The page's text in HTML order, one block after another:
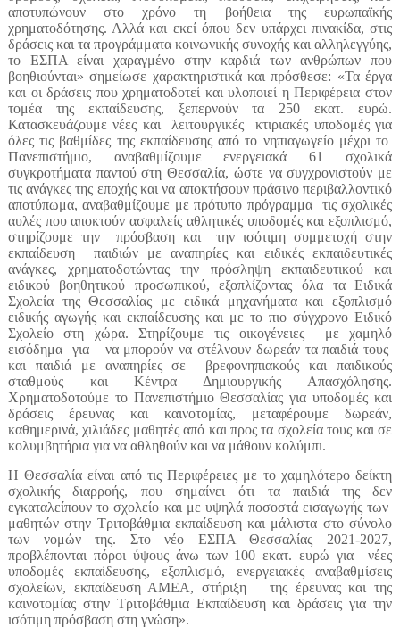
αποτυπώνουν στο χρόνο τη βοήθεια της ευρωπαϊκής
χρηματοδότησης. Αλλά και εκεί όπου δεν υπάρχει πινακίδα, στις
δράσεις και τα προγράμματα κοινωνικής συνοχής και αλληλεγγύης,
το ΕΣΠΑ είναι χαραγμένο στην καρδιά των ανθρώπων που
βοηθιούνται» σημείωσε χαρακτηριστικά και πρόσθεσε: «Τα έργα
και οι δράσεις που χρηματοδοτεί και υλοποιεί η Περιφέρεια στον
τομέα της εκπαίδευσης, ξεπερνούν τα 250 εκατ. ευρώ.
Κατασκευάζουμε νέες και λειτουργικές κτιριακές υποδομές για
όλες τις βαθμίδες της εκπαίδευσης από το νηπιαγωγείο μέχρι το
Πανεπιστήμιο, αναβαθμίζουμε ενεργειακά 61 σχολικά
συγκροτήματα παντού στη Θεσσαλία, ώστε να συγχρονιστούν με
τις ανάγκες της εποχής και να αποκτήσουν πράσινο περιβαλλοντικό
αποτύπωμα, αναβαθμίζουμε με πρότυπο πρόγραμμα τις σχολικές
αυλές που αποκτούν ασφαλείς αθλητικές υποδομές και εξοπλισμό,
στηρίζουμε την πρόσβαση και την ισότιμη συμμετοχή στην
εκπαίδευση παιδιών με αναπηρίες και ειδικές εκπαιδευτικές
ανάγκες, χρηματοδοτώντας την πρόσληψη εκπαιδευτικού και
ειδικού βοηθητικού προσωπικού, εξοπλίζοντας όλα τα Ειδικά
Σχολεία της Θεσσαλίας με ειδικά μηχανήματα και εξοπλισμό
ειδικής αγωγής και εκπαίδευσης και με το πιο σύγχρονο Ειδικό
Σχολείο στη χώρα. Στηρίζουμε τις οικογένειες με χαμηλό
εισόδημα για να μπορούν να στέλνουν δωρεάν τα παιδιά τους
και παιδιά με αναπηρίες σε βρεφονηπιακούς και παιδικούς
σταθμούς και Κέντρα Δημιουργικής Απασχόλησης.
Χρηματοδοτούμε το Πανεπιστήμιο Θεσσαλίας για υποδομές και
δράσεις έρευνας και καινοτομίας, μεταφέρουμε δωρεάν,
καθημερινά, χιλιάδες μαθητές από και προς τα σχολεία τους και σε
κολυμβητήρια για να αθληθούν και να μάθουν κολύμπι.
Η Θεσσαλία είναι από τις Περιφέρειες με το χαμηλότερο δείκτη
σχολικής διαρροής, που σημαίνει ότι τα παιδιά της δεν
εγκαταλείπουν το σχολείο και με υψηλά ποσοστά εισαγωγής των
μαθητών στην Τριτοβάθμια εκπαίδευση και μάλιστα στο σύνολο
των νομών της. Στο νέο ΕΣΠΑ Θεσσαλίας 2021-2027,
προβλέπονται πόροι ύψους άνω των 100 εκατ. ευρώ για νέες
υποδομές εκπαίδευσης, εξοπλισμό, ενεργειακές αναβαθμίσεις
σχολείων, εκπαίδευση ΑΜΕΑ, στήριξη της έρευνας και της
καινοτομίας στην Τριτοβάθμια Εκπαίδευση και δράσεις για την
ισότιμη πρόσβαση στη γνώση».